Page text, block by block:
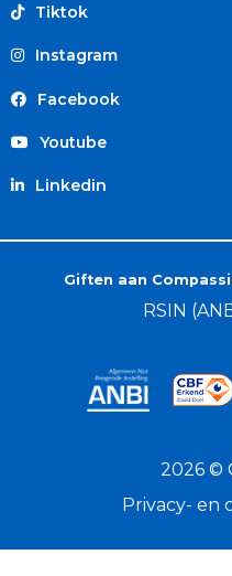
Tiktok
Instagram
Facebook
Youtube
Linkedin
Giften aan
RSIN
2026 ©
Privacy- en